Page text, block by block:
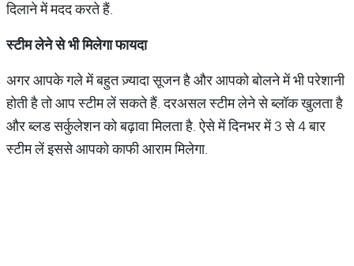
दिलाने में मदद करते हैं.
स्टीमलेनेसेभीमिलेगाफायदा
अगर आपके गले में बहुत ज़्यादा सूजन है और आपको बोलने में भी परेशानी
होती है तो आप स्टीम लें सकते हैं. दरअसल स्टीम लेने से ब्लॉक खुलता है
और ब्लड सर्कुलेशन को बढ़ावा मिलता है. ऐसे में दिनभर में 3 से 4 बार
स्टीम लें इससे आपको काफी आराम मिलेगा.